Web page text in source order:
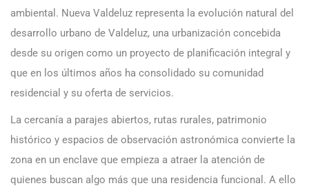
ambiental. Nueva Valdeluz representa la evolución natural del
desarrollo urbano de Valdeluz, una urbanización concebida
desde su origen como un proyecto de planificación integral y
que en los últimos años ha consolidado su comunidad
residencial y su oferta de servicios.
La cercanía a parajes abiertos, rutas rurales, patrimonio
histórico y espacios de observación astronómica convierte la
zona en un enclave que empieza a atraer la atención de
quienes buscan algo más que una residencia funcional. A ello